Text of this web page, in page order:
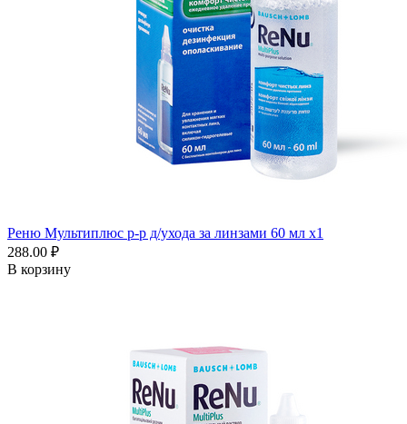
Реню Мультиплюс р-р д/ухода за линзами 60 мл x1
288.00 ₽
В корзину